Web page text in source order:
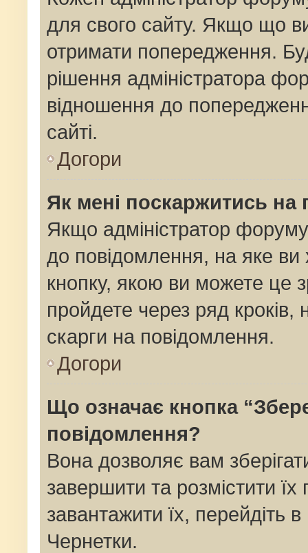
для свого сайту. Якщо що
отримати попередження.
рішення адміністратора
відношення до
сайті.
Догори
Як мені поскаржитись
Якщо адміністратор
до повідомлення, на яке ви
кнопку, якою ви можете це
пройдете через ряд кроків,
скарги на повідомлення.
Догори
Що означає кнопка
повідомлення?
Вона дозволяє вам
завершити та розмістити
завантажити їх, перейдіть
Чернетки.